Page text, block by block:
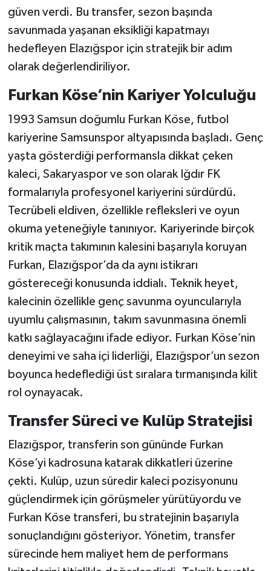
güven verdi. Bu transfer, sezon başında
savunmada yaşanan eksikliği kapatmayı
hedefleyen Elazığspor için stratejik bir adım
olarak değerlendiriliyor.
Furkan Köse’nin Kariyer Yolculuğu
1993 Samsun doğumlu Furkan Köse, futbol
kariyerine Samsunspor altyapısında başladı. Genç
yaşta gösterdiği performansla dikkat çeken
kaleci, Sakaryaspor ve son olarak Iğdır FK
formalarıyla profesyonel kariyerini sürdürdü.
Tecrübeli eldiven, özellikle refleksleri ve oyun
okuma yeteneğiyle tanınıyor. Kariyerinde birçok
kritik maçta takımının kalesini başarıyla koruyan
Furkan, Elazığspor’da da aynı istikrarı
göstereceği konusunda iddialı. Teknik heyet,
kalecinin özellikle genç savunma oyuncularıyla
uyumlu çalışmasının, takım savunmasına önemli
katkı sağlayacağını ifade ediyor. Furkan Köse’nin
deneyimi ve saha içi liderliği, Elazığspor’un sezon
boyunca hedeflediği üst sıralara tırmanışında kilit
rol oynayacak.
Transfer Süreci ve Kulüp Stratejisi
Elazığspor, transferin son gününde Furkan
Köse’yi kadrosuna katarak dikkatleri üzerine
çekti. Kulüp, uzun süredir kaleci pozisyonunu
güçlendirmek için görüşmeler yürütüyordu ve
Furkan Köse transferi, bu stratejinin başarıyla
sonuçlandığını gösteriyor. Yönetim, transfer
sürecinde hem maliyet hem de performans